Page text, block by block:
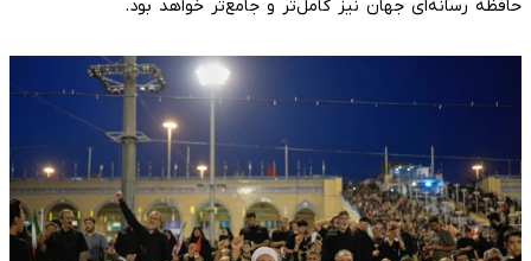
حافظه رسانه‌ای جهان نیز کامل‌تر و جامع‌تر خواهد بود.